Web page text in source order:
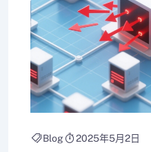
Blog 2025年5月2日